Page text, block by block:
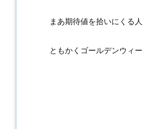
まあ期待値を拾いにくる
ともかくゴールデンウィ